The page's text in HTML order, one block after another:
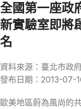
全國第一座政
新實驗室即將
名
資料來源：臺北市政
發布日期：2013-07-
歐美地區蔚為風尚的